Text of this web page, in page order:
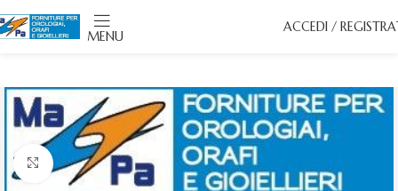
MENU
ACCEDI /
Click to enlarge